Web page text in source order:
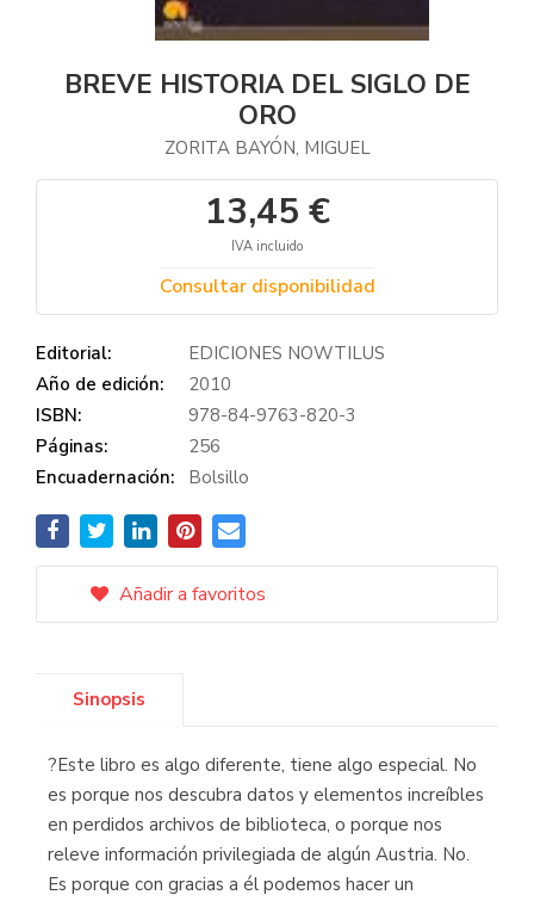
BREVE HISTORIA DEL SIGLO DE
ORO
ZORITA BAYÓN, MIGUEL
13,45 €
IVA incluido
Consultar disponibilidad
Editorial:
EDICIONES NOWTILUS
Año de edición:
2010
ISBN:
978-84-9763-820-3
Páginas:
256
Encuadernación:
Bolsillo
Añadir a favoritos
Sinopsis
?Este libro es algo diferente, tiene algo especial. No
es porque nos descubra datos y elementos increíbles
en perdidos archivos de biblioteca, o porque nos
releve información privilegiada de algún Austria. No.
Es porque con gracias a él podemos hacer un